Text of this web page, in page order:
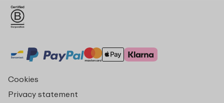
Cookies
Privacy statement